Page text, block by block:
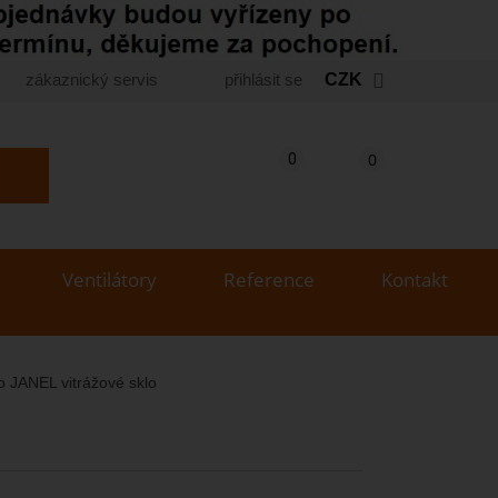
zákaznický servis přihlásit se CZK
0
(prázdný)
0
Porovnání produktů
Ventilátory Reference Kontakt
JANEL vitrážové sklo